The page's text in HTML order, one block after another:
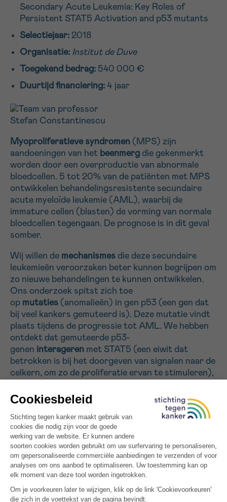
Secondary Acute Leukemia: Key Roles of
Persistent STAT5 Activation and p53 mutants
Selectiejaar: 2018
Organisatie: Institut de Duve
Toegekend bedrag: 540 000 €
Duurtijd financiering: 4 jaar
Myoproliferatieve syndromen (MPS) zijn
aandoeningen van het beenmerg die gekenmerkt
worden door een overproductie van abnormale
bloedcellen. 5 tot 20% van de patiënten met MPS
ontwikkelen behandelingsresistente secundaire
acute myeloïde leukemie (AML), waarbij de
immature cellen (blasten) de vorming van normale
bloedcellen tegengaan. De prognose is in dit geval
somber.
Wij willen de mechanismes die deze secundaire
leukemieën veroorzaken beter kunnen begrijpen om
zo nieuwe behandelingen te kunnen ontwikkelen.
Ons onderzoek spitst zich toe
op mutaties (anomalieën) in gen p53 (een gen dat
bij veel kankers gemuteerd is). Deze mutatie vindt
plaats tijdens de progressie tot AML. We hebben
ontdekt dat gemuteerde p53-
genen interageren met STAT5 (een eiwit dat
betrokken is bij het doorgeven van signalen naar de
celkern, om zo de proliferatie ervan te stimuleren),
genen wel gebeurt.
Onze hypothese is dat de activering van STAT5
(waarbij het een complex vormt met het
gemuteerde p53-eiwit) de ontwikkeling van AML
opstart. We gaan kijken hoe gemuteerde p53-
genen bijdragen tot deactiveringvan STAT5, en
welke genen bij patiënten die lijden aan AML en bij
dragers van deze mutaties ‘gewekt’ worden. We
zullen werken metexperimentele muismodellen
VOORNAAM
EMAIL
Ja, stuur mij de nieuwsbrief
Ik aanvaard degebruiksvoorwaarden
*VERPLICHT VELD
Sturen
Verder